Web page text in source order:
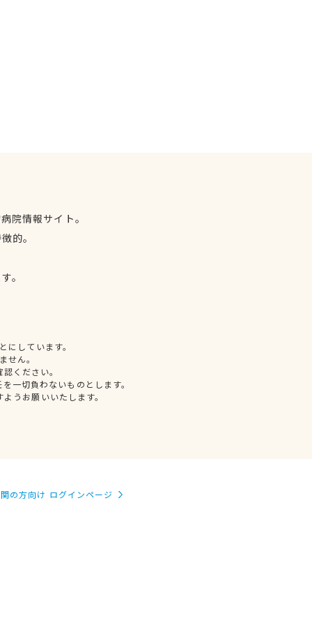
院情報サイト。
的。
。
しています。
せん。
ください。
一切負わないものとします。
うお願いいたします。
の方向け ログインページ